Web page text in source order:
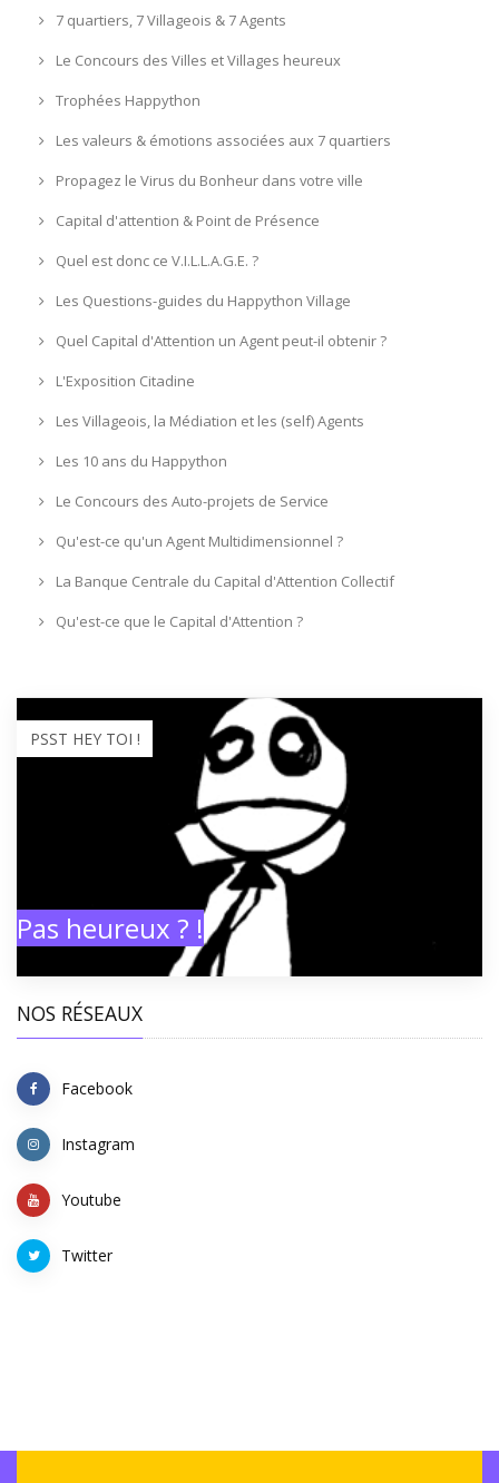
7 quartiers, 7 Villageois & 7 Agents
Le Concours des Villes et Villages heureux
Trophées Happython
Les valeurs & émotions associées aux 7 quartiers
Propagez le Virus du Bonheur dans votre ville
Capital d'attention & Point de Présence
Quel est donc ce V.I.L.L.A.G.E. ?
Les Questions-guides du Happython Village
Quel Capital d'Attention un Agent peut-il obtenir ?
L'Exposition Citadine
Les Villageois, la Médiation et les (self) Agents
Les 10 ans du Happython
Le Concours des Auto-projets de Service
Qu'est-ce qu'un Agent Multidimensionnel ?
La Banque Centrale du Capital d'Attention Collectif
Qu'est-ce que le Capital d'Attention ?
PSST HEY TOI !
Pas heureux ? !
NOS RÉSEAUX
Facebook
Instagram
Youtube
Twitter